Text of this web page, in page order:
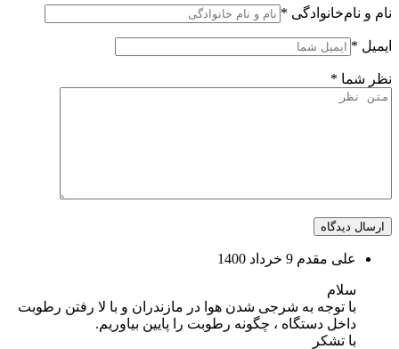
نام و نام‌خانوادگی *
ایمیل *
نظر شما *
ارسال دیدگاه
علی مقدم 9 خرداد 1400
سلام
با توجه به شرجی شدن هوا در مازندران و با لا رفتن رطوبت
داخل دستگاه ، چگونه رطوبت را پایین بیاوریم.
با تشکر